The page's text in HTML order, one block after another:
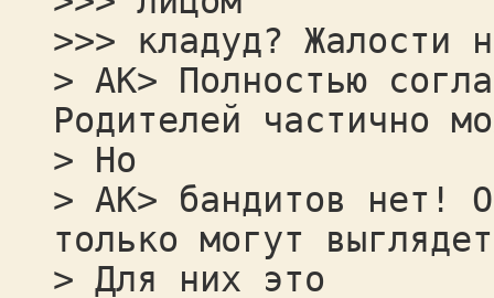
>>> кладуд? Жалости
> AK> Полностью
Родителей частично
> Но
> AK> бандитов нет!
только могут
> Для них это